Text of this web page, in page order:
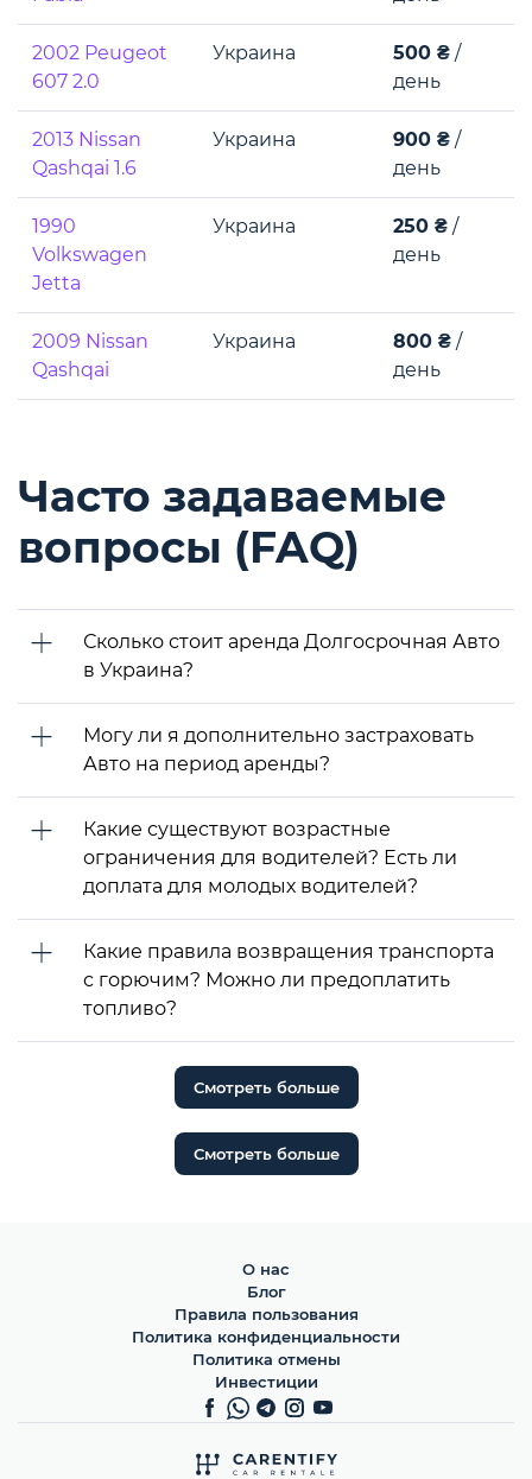
2002 Peugeot
607 2.0
Украина 500 ₴ /
день
2013 Nissan
Qashqai 1.6
Украина 900 ₴ /
день
1990
Volkswagen
Jetta
Украина 250 ₴ /
день
2009 Nissan
Qashqai
Украина 800 ₴ /
день
Часто задаваемые
вопросы (FAQ)
Сколько стоит аренда Долгосрочная Авто
в Украина?
Могу ли я дополнительно застраховать
Авто на период аренды?
Какие существуют возрастные
ограничения для водителей? Есть ли
доплата для молодых водителей?
Какие правила возвращения транспорта
с горючим? Можно ли предоплатить
топливо?
Смотреть больше
Смотреть больше
О нас
Блог
Правила пользования
Политика конфиденциальности
Политика отмены
Инвестиции